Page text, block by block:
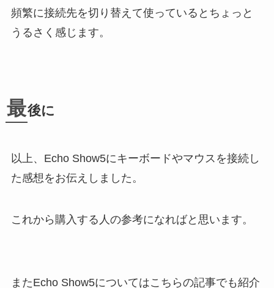
頻繁に接続先を切り替えて使っているとちょっと
うるさく感じます。
最後に
以上、Echo Show5にキーボードやマウスを接続し
た感想をお伝えしました。
これから購入する人の参考になればと思います。
またEcho Show5についてはこちらの記事でも紹介